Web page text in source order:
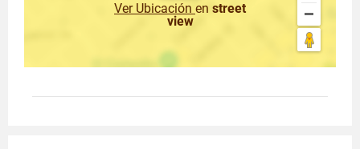
Ver Ubicación en street
view